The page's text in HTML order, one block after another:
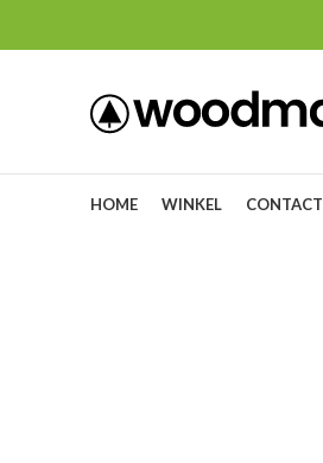
HOME WINKEL CONTACT